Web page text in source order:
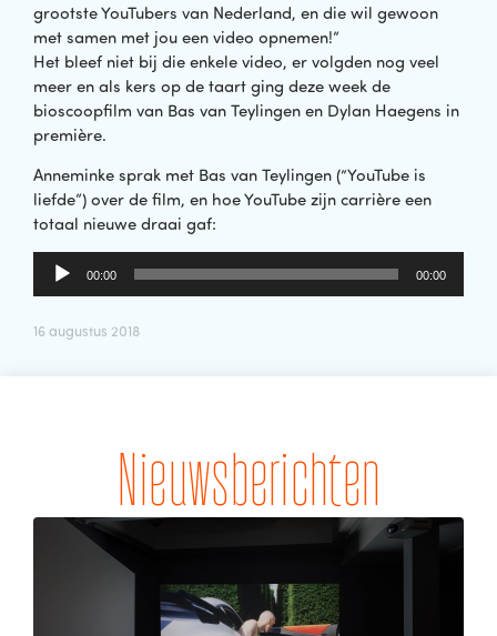
grootste YouTubers van Nederland, en die wil gewoon
met samen met jou een video opnemen!”
Het bleef niet bij die enkele video, er volgden nog veel
meer en als kers op de taart ging deze week de
bioscoopfilm van Bas van Teylingen en Dylan Haegens in
première.
Anneminke sprak met Bas van Teylingen (“YouTube is
liefde”) over de film, en hoe YouTube zijn carrière een
totaal nieuwe draai gaf:
Audiospeler
00:00 00:00
16 augustus 2018
Nieuwsberichten